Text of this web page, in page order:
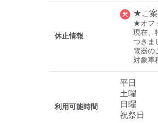
休止情報
★ご
★オフ
現在、
つきま
電器の
対象車
利用可能時間
平日
土曜
日曜
祝祭日